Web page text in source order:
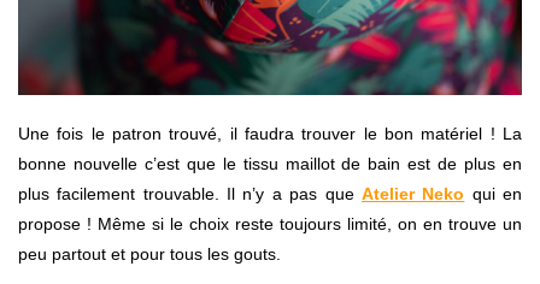
Une fois le patron trouvé, il faudra trouver le bon matériel ! La
bonne nouvelle c’est que le tissu maillot de bain est de plus en
plus facilement trouvable. Il n’y a pas que Atelier Neko qui en
propose ! Même si le choix reste toujours limité, on en trouve un
peu partout et pour tous les gouts.